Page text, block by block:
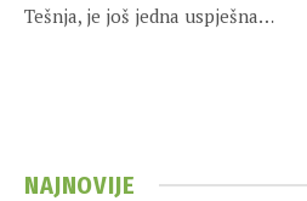
Tešnja, je još jedna uspješna…
NAJNOVIJE